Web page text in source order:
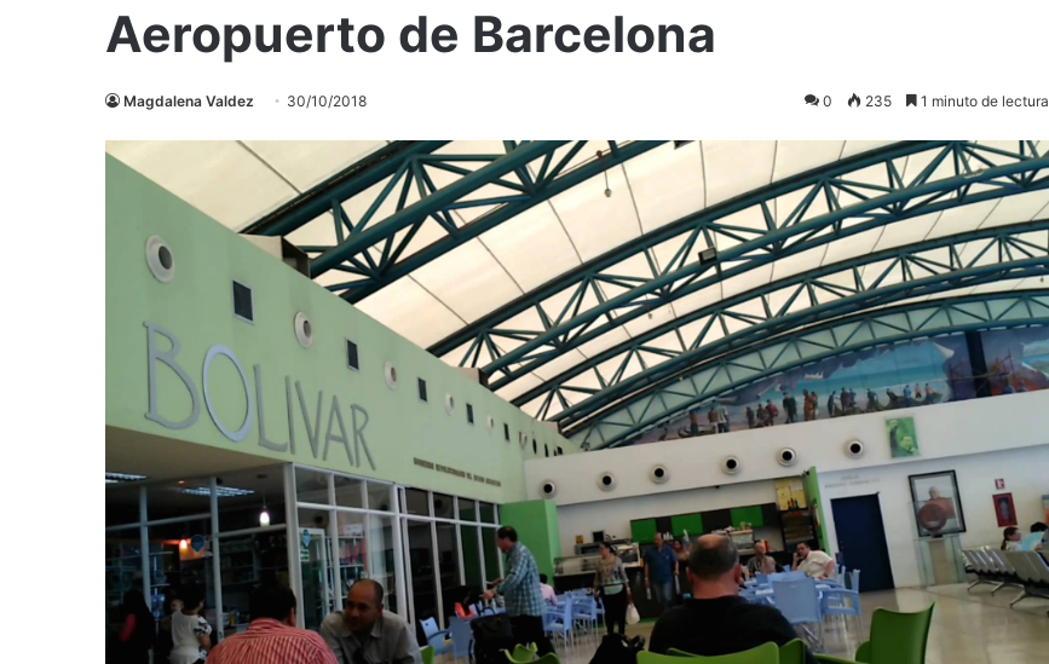
Aeropuerto de Barcelona
Magdalena Valdez 30/10/2018 0 235 1 minuto de lectura